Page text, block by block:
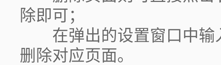
除即可；
在弹出的设置窗口中输
删除对应页面｡